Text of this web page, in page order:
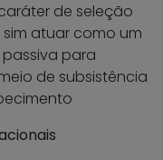
de seleção
atuar como um
para
de subsistência